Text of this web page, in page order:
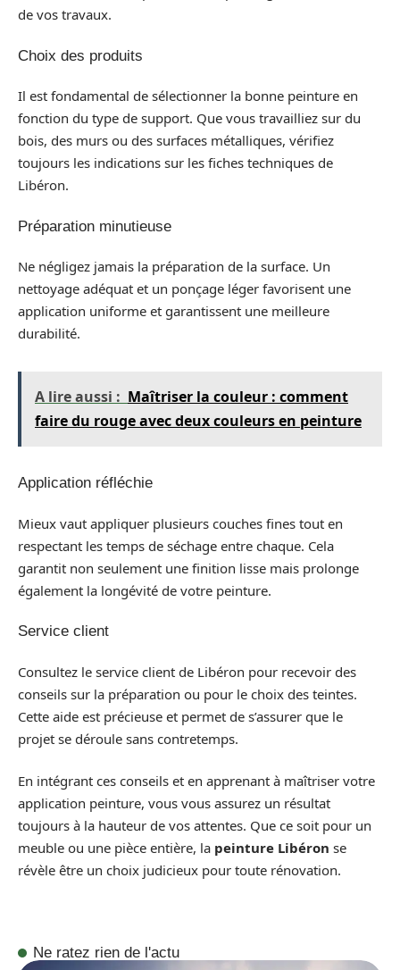
de vos travaux.
Choix des produits
Il est fondamental de sélectionner la bonne peinture en
fonction du type de support. Que vous travailliez sur du
bois, des murs ou des surfaces métalliques, vérifiez
toujours les indications sur les fiches techniques de
Libéron.
Préparation minutieuse
Ne négligez jamais la préparation de la surface. Un
nettoyage adéquat et un ponçage léger favorisent une
application uniforme et garantissent une meilleure
durabilité.
A lire aussi : Maîtriser la couleur : comment
faire du rouge avec deux couleurs en peinture
Application réfléchie
Mieux vaut appliquer plusieurs couches fines tout en
respectant les temps de séchage entre chaque. Cela
garantit non seulement une finition lisse mais prolonge
également la longévité de votre peinture.
Service client
Consultez le service client de Libéron pour recevoir des
conseils sur la préparation ou pour le choix des teintes.
Cette aide est précieuse et permet de s’assurer que le
projet se déroule sans contretemps.
En intégrant ces conseils et en apprenant à maîtriser votre
application peinture, vous vous assurez un résultat
toujours à la hauteur de vos attentes. Que ce soit pour un
meuble ou une pièce entière, la peinture Libéron se
révèle être un choix judicieux pour toute rénovation.
Ne ratez rien de l'actu